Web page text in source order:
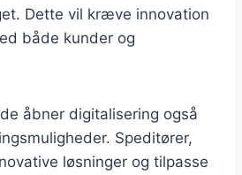
Dette vil kræve innovation
både kunder og
åbner digitalisering også
Speditører,
løsninger og tilpasse